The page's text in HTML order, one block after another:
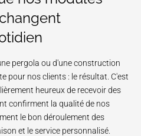
pergola ou d'une construction
pour nos clients : le résultat. C'est
heureux de recevoir des
confirment la qualité de nos
le bon déroulement des
et le service personnalisé.